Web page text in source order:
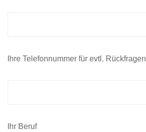
Ihre Telefonnummer für evtl. Rückfragen
Ihr Beruf